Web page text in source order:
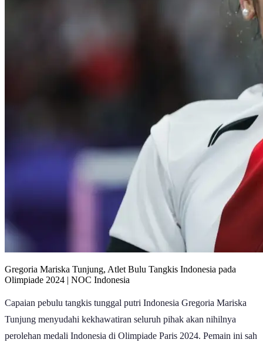
Gregoria Mariska Tunjung, Atlet Bulu Tangkis Indonesia pada
Olimpiade 2024 | NOC Indonesia
Capaian pebulu tangkis tunggal putri Indonesia Gregoria Mariska
Tunjung menyudahi kekhawatiran seluruh pihak akan nihilnya
perolehan medali Indonesia di Olimpiade Paris 2024. Pemain ini sah